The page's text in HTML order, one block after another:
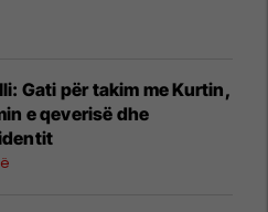
Gati për takim me Kurtin,
e qeverisë dhe